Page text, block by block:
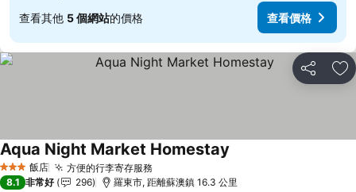
查看其他 5 個網站的價格 查看價格
分享 加
3 星級 飯店 方便的行李寄存服務
Aqua Night Market Homestay
8.1 非常好 296 羅東市, 距離蘇澳鎮 16.3 公里